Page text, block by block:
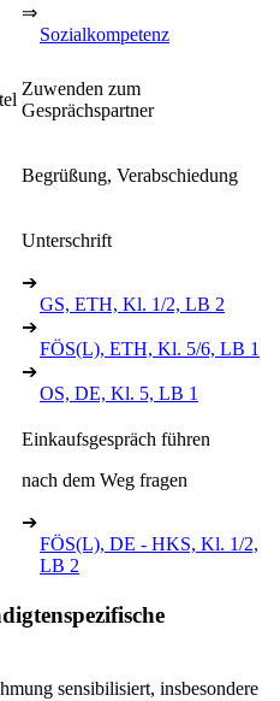
⇒
Sozialkompetenz
Zuwenden zum
Gesprächspartner
Begrüßung, Verabschiedung
Unterschrift
➔
GS, ETH, Kl. 1/2, LB 2
➔
FÖS(L), ETH, Kl. 5/6, LB 1
➔
OS, DE, Kl. 5, LB 1
Einkaufsgespräch führen
nach dem Weg fragen
➔
FÖS(L), DE - HKS, Kl. 1/2,
LB 2
sensibilisiert, insbesondere